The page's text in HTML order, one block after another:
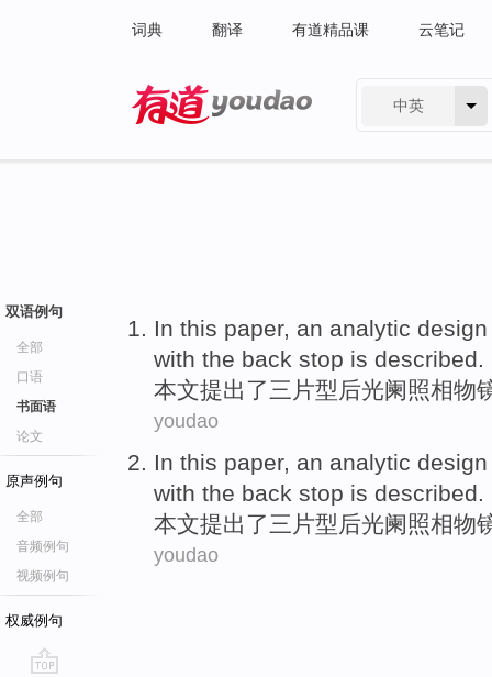
词典 翻译 有道精品课 云笔记
中英
双语例句
全部
口语
书面语
论文
原声例句
全部
音频例句
视频例句
权威例句
In this paper, an analytic design
with the back stop is described.
本文提出了三片型 后光阑照相物
youdao
In this paper, an analytic design
with the back stop is described.
本文提出了三片型 后光阑照相物
youdao